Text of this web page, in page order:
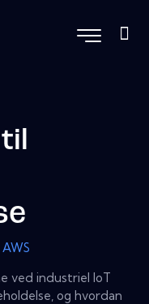
ved industriel IoT
og hvordan